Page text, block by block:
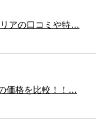
アの口コミや特…
価格を比較！！…